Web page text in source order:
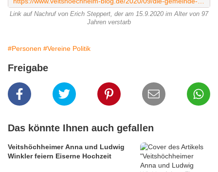
Link auf Nachruf von Erich Steppert, der am 15.9.2020 im Alter von 97
Jahren verstarb
#Personen #Vereine Politik
Freigabe
Das könnte Ihnen auch gefallen
Veitshöchheimer Anna und Ludwig
Winkler feiern Eiserne Hochzeit